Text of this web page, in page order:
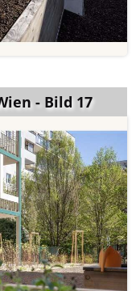
- Bild 17